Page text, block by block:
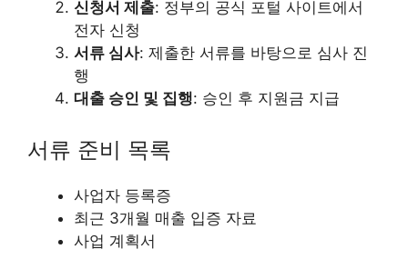
신청서 제출: 정부의 공식 포털 사이트에서
전자 신청
서류 심사: 제출한 서류를 바탕으로 심사 진
행
대출 승인 및 집행: 승인 후 지원금 지급
서류 준비 목록
사업자 등록증
최근 3개월 매출 입증 자료
사업 계획서